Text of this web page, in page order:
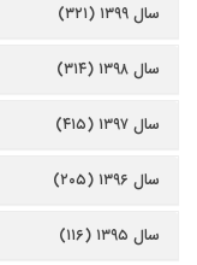
سال ۱۳۹۹ (۳۲۱)
سال ۱۳۹۸ (۳۱۴)
سال ۱۳۹۷ (۴۱۵)
سال ۱۳۹۶ (۲۰۵)
سال ۱۳۹۵ (۱۱۶)